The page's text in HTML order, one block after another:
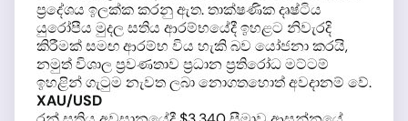
ප්‍රදේශය ඉලක්ක කරනු ඇත. තාක්ෂණික දෘෂ්ටිය
යුරෝපීය මුදල සතිය ආරම්භයේදී ඉහළට නිවැරදි
කිරීමක් සමඟ ආරම්භ විය හැකි බව යෝජනා කරයි,
නමුත් විශාල ප්‍රවණතාව ප්‍රධාන ප්‍රතිරෝධ මට්ටම්
ඉහළින් ගැටුම නැවත ලබා නොගතහොත් අවදානම් වේ.
XAU/USD